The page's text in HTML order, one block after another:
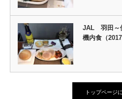
JAL 羽田～
機内食（
トップページ